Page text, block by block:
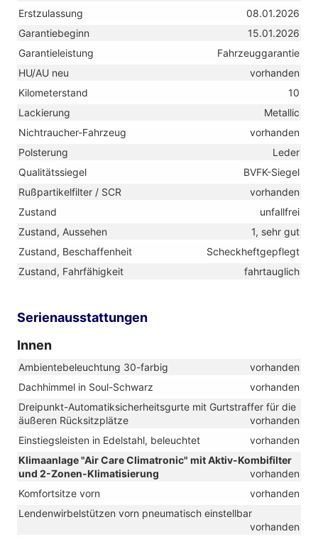
Erstzulassung
08.01.2026
Garantiebeginn
15.01.2026
Garantieleistung
Fahrzeuggarantie
HU/AU neu
vorhanden
Kilometerstand
10
Lackierung
Metallic
Nichtraucher-Fahrzeug
vorhanden
Polsterung
Leder
Qualitätssiegel
BVFK-Siegel
Rußpartikelfilter / SCR
vorhanden
Zustand
unfallfrei
Zustand, Aussehen
1, sehr gut
Zustand, Beschaffenheit
Scheckheftgepflegt
Zustand, Fahrfähigkeit
fahrtauglich
Serienausstattungen
Innen
Ambientebeleuchtung 30-farbig
vorhanden
Dachhimmel in Soul-Schwarz
vorhanden
Dreipunkt-Automatiksicherheitsgurte mit Gurtstraffer für die
äußeren Rücksitzplätze
vorhanden
Einstiegsleisten in Edelstahl, beleuchtet
vorhanden
Klimaanlage "Air Care Climatronic" mit Aktiv-Kombifilter
und 2-Zonen-Klimatisierung
vorhanden
Komfortsitze vorn
vorhanden
Lendenwirbelstützen vorn pneumatisch einstellbar
vorhanden